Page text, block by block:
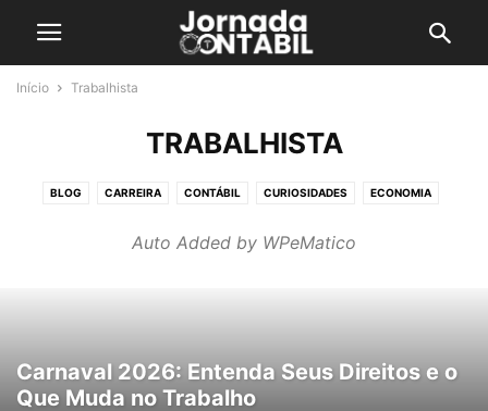
Início Trabalhista
TRABALHISTA
BLOG CARREIRA CONTÁBIL CURIOSIDADES ECONOMIA
LOJA DO CONTADOR MEI PREVIDÊNCIA REFORMA TRIBUTÁRIA
Auto Added by WPeMatico
Carnaval 2026: Entenda Seus Direitos e o
Que Muda no Trabalho